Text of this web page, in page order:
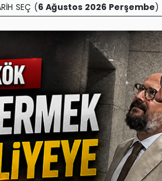
SEÇ (6 Ağustos 2026 Perşembe)